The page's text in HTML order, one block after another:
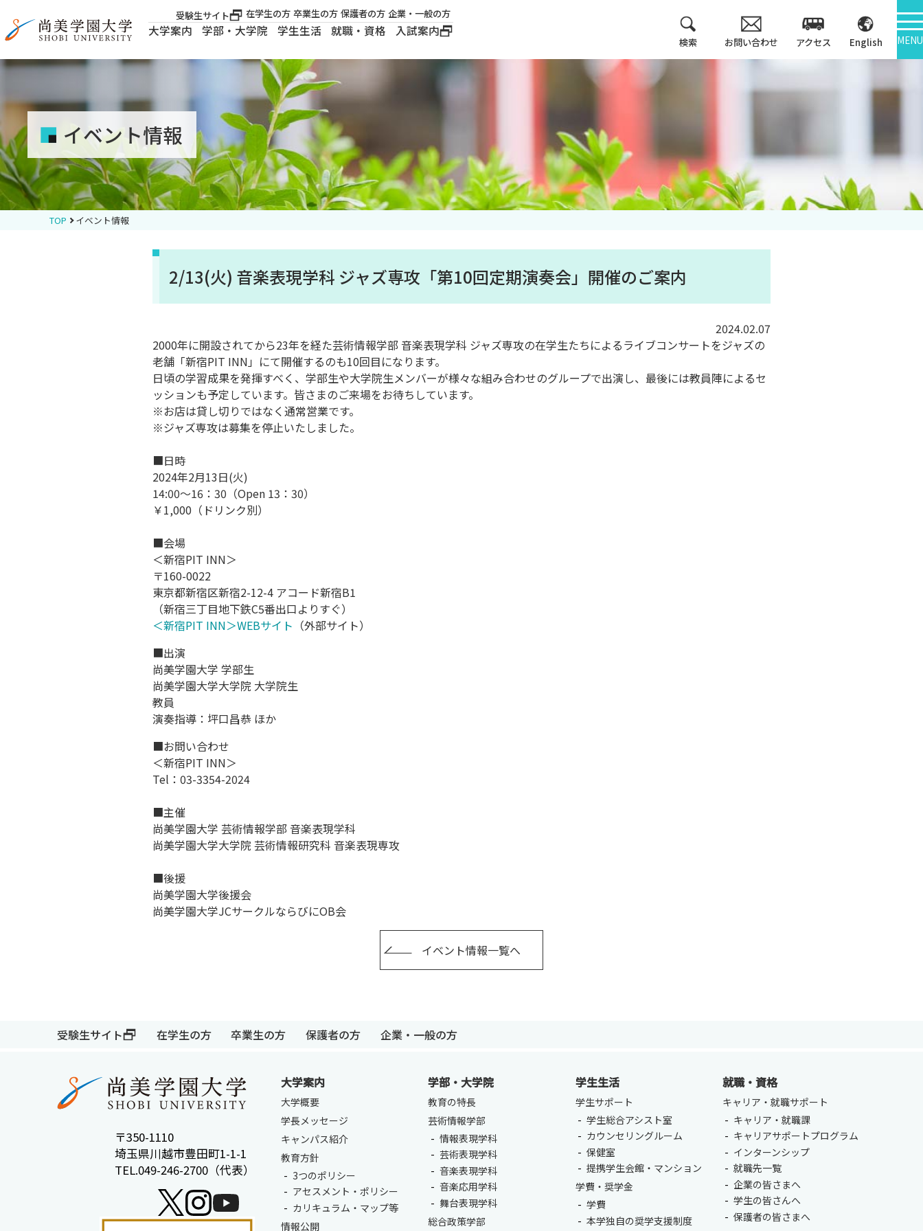
受験生サイト 在学生の方 卒業生の方 保護者の方 企業・一般の方
大学案内 学部・大学院 学生生活 就職・資格 入試案内
検索 お問い合わせ アクセス English MENU
学部・大学院
学生生活
大学案内
建学の精神
ロゴマーク・公式キ
ャラクター
教育方針
カリキュラム・マッ
プ等
キャンパス紹介
中期計画
イベント情報
TOP イベント情報
2/13(火) 音楽表現学科 ジャズ専攻「第10回定期演奏会」開催のご案内
2024.02.07
2000年に開設されてから23年を経た芸術情報学部 音楽表現学科 ジャズ専攻の在学生たちによるライブコンサートをジャズの
老舗「新宿PIT INN」にて開催するのも10回目になります。
日頃の学習成果を発揮すべく、 学部生や大学院生メンバーが様々な組み合わせのグループで出演し、最後には教員陣によるセ
ッションも予定しています。皆さまのご来場をお待ちしています。
※お店は貸し切りではなく通常営業です。
※ジャズ専攻は募集を停止いたしました。
■日時
2024年2月13日(火)
14:00～16：30（Open 13：30）
￥1,000（ドリンク別）
■会場
＜新宿PIT INN＞
〒160-0022
東京都新宿区新宿2-12-4 アコード新宿B1
（新宿三丁目地下鉄C5番出口よりすぐ）
＜新宿PIT INN＞WEBサイト （外部サイト）
■出演
尚美学園大学 学部生
尚美学園大学大学院 大学院生
教員
演奏指導：坪口昌恭 ほか
■お問い合わせ
＜新宿PIT INN＞
Tel：03-3354-2024
■主催
尚美学園大学 芸術情報学部 音楽表現学科
尚美学園大学大学院 芸術情報研究科 音楽表現専攻
■後援
尚美学園大学後援会
尚美学園大学JCサークルならびにOB会
イベント情報一覧へ
受験生サイト 在学生の方 卒業生の方 保護者の方 企業・一般の方
〒350-1110
埼玉県川越市豊田町1-1-1
TEL.049-246-2700（代表）
大学案内
大学概要
学長メッセージ
キャンパス紹介
教育方針
3つのポリシー
アセスメント・ポリシー
カリキュラム・マップ等
情報公開
学部・大学院
教育の特長
芸術情報学部
情報表現学科
芸術表現学科
音楽表現学科
音楽応用学科
舞台表現学科
総合政策学部
学生生活
学生サポート
学生総合アシスト室
カウンセリングルーム
保健室
提携学生会館・マンション
学費・奨学金
学費
本学独自の奨学支援制度
就職・資格
キャリア・就職サポート
キャリア・就職課
キャリアサポートプログラム
インターンシップ
就職先一覧
企業の皆さまへ
学生の皆さんへ
保護者の皆さまへ